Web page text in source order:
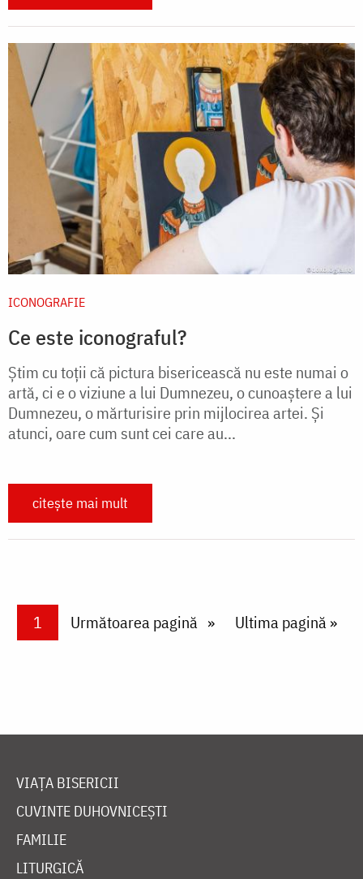
ICONOGRAFIE
Ce este iconograful?
Ştim cu toţii că pictura bisericească nu este numai o
artă, ci e o viziune a lui Dumnezeu, o cunoaştere a lui
Dumnezeu, o mărturisire prin mijlocirea artei. Şi
atunci, oare cum sunt cei care au...
citește mai mult
PaginareCurrent page
1 Next page
Următoarea pagină Last page
Ultima pagină »
VIAȚA BISERICII
CUVINTE DUHOVNICEȘTI
FAMILIE
LITURGICĂ